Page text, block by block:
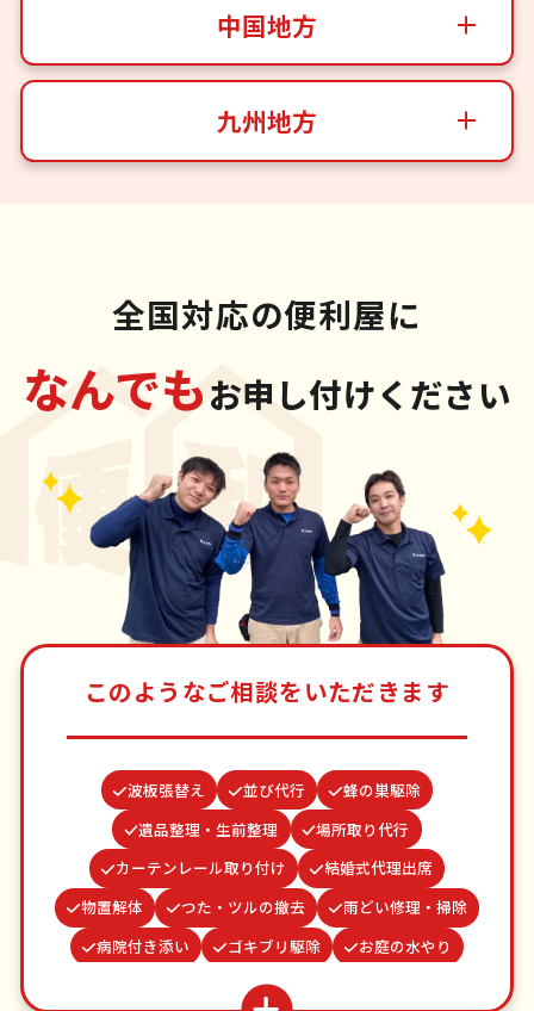
中国地方
九州地方
全国対応の便利屋に
なんでもお申し付けください
このようなご相談をいただきます
波板張替え 並び代行
蜂の巣駆除
遺品整理・生前整理
場所取り代行
カーテンレール取り付け
結婚式代理出席
物置解体
つた・ツルの撤去
雨どい修理・掃除
病院付き添い
ゴキブリ駆除
お庭の水やり
お墓参り代行